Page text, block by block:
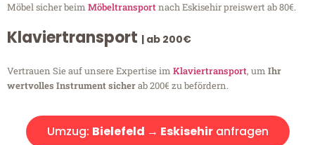
Möbel sicher beim Möbeltransportnach Eskisehir preiswert ab 80€.
Klaviertransport | ab 200€
Vertrauen Sie auf unsere Expertise im Klaviertransport, um Ihr
wertvolles Instrument sicherab 200€ zu befördern.
Umzug: Bielefeld → Eskisehiranfragen